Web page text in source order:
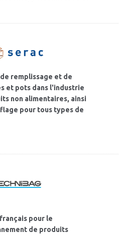
remplissage et de
et pots dans l'industrie
non alimentaires, ainsi
pour tous types de
pour le
de produits